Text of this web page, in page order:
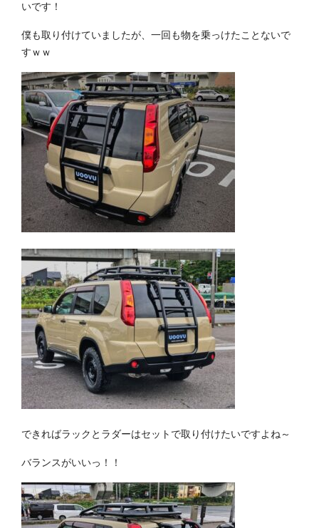
いです！
僕も取り付けていましたが、一回も物を乗っけたことないで
すｗｗ
できればラックとラダーはセットで取り付けたいですよね～
バランスがいいっ！！